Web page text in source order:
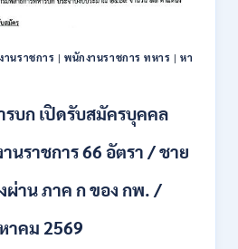
านราชการ |พนักงานราชการ ทหาร |หา
บก เปิดรับสมัครบุคคล
นราชการ 66 อัตรา / ชาย
ผ่าน ภาค ก ของ กพ. /
าคม 2569